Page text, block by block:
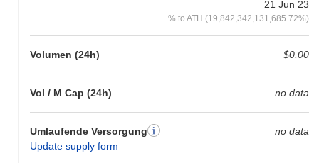
21 Jun 23
% to ATH (19,842,342,131,685.72%)
Volumen (24h) $0.00
Vol / M Cap (24h) no data
Umlaufende Versorgung
Update supply form
no data